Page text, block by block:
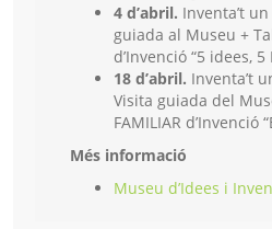
4 d’abril. Inventa’t
guiada al Museu +
d’Invenció “5 idees, 5
18 d’abril. Inventa’t
Visita guiada del
FAMILIAR d’Invenció
Més informació
Museu d’Idees i